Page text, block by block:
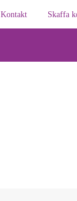
Kontakt
Skaffa